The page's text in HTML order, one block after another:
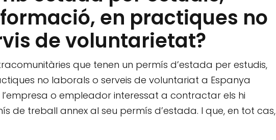
en practiques no
de voluntarietat?
que tenen un permís d’estada per estudis,
no laborals o serveis de voluntariat a Espanya
o empleador interessat a contractar els hi
de treball annex al seu permís d’estada. I que, en tot cas,